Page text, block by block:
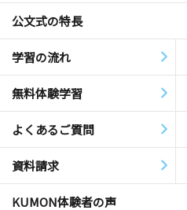
公文式の特長
学習の流れ
無料体験学習
よくあるご質問
資料請求
KUMON体験者の声